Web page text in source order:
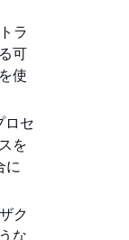
ラ
可
使
ロセ
を
に
ク
な